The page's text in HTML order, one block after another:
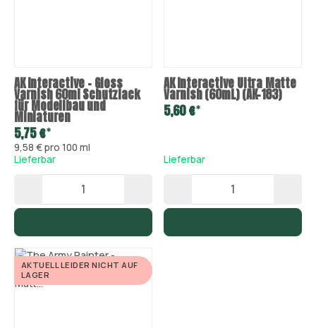
AK Interactive - Gloss
Varnish 60ml Schutzlack
für Modellbau und
Miniaturen
5,75 €*
9,58 € pro 100 ml
Lieferbar
AK Interactive Ultra Matte
Varnish (60mL) (AK-183)
5,60 €*
Lieferbar
AKTUELL LEIDER NICHT AUF
LAGER